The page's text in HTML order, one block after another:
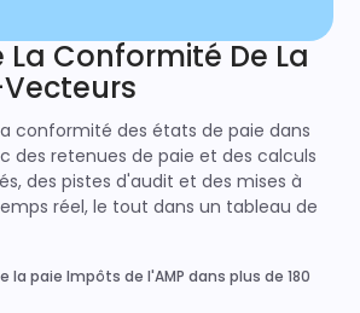
La Conformité De La
conformité des états de paie dans
des retenues de paie et des calculs
des pistes d'audit et des mises à
réel, le tout dans un tableau de
paie Impôts de l'AMP dans plus de 180